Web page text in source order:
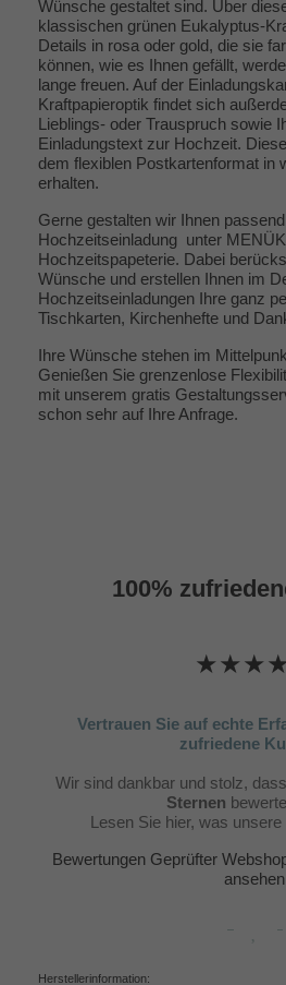
Wünsche gestaltet sind. Über
klassischen grünen Eukalyptus-
Details in rosa oder gold, die sie
können, wie es Ihnen gefällt,
lange freuen. Auf der
Kraftpapieroptik findet sich
Lieblings- oder Trauspruch sowie
Einladungstext zur Hochzeit.
dem flexiblen Postkartenformat in
erhalten.
Gerne gestalten wir Ihnen
Hochzeitseinladung unter
Hochzeitspapeterie. Dabei
Wünsche und erstellen Ihnen im
Hochzeitseinladungen Ihre ganz
Tischkarten, Kirchenhefte und
Ihre Wünsche stehen im
Genießen Sie grenzenlose
mit unserem gratis
schon sehr auf Ihre Anfrage.
100%
Vertrauen Sie auf echte
zufriedene
Wir sind dankbar und stolz,
Sternen
Lesen Sie hier, was
Bewertungen Geprüfter
ansehen
Herstellerinformation: